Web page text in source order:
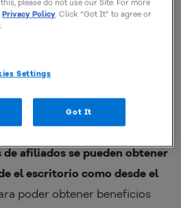
fundamental que las
no infrinjan las reglas de la
o que presentan contenido
en el programa.
afiliados se pueden obtener
el escritorio como desde el
poder obtener beneficios
please do not use our Site. For more
Privacy Policy. Click “Got It” to agree or
Settings
Got It